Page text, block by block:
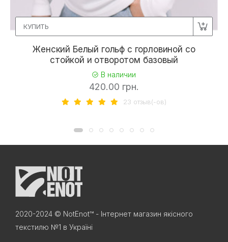
КУПИТЬ
Женский Белый гольф с горловиной со
стойкой и отворотом базовый
В наличии
420.00 грн.
23 отзыв(-ов)
2020-2024 © NotEnot™ - Інтернет магазин якісного
текстилю №1 в Україні